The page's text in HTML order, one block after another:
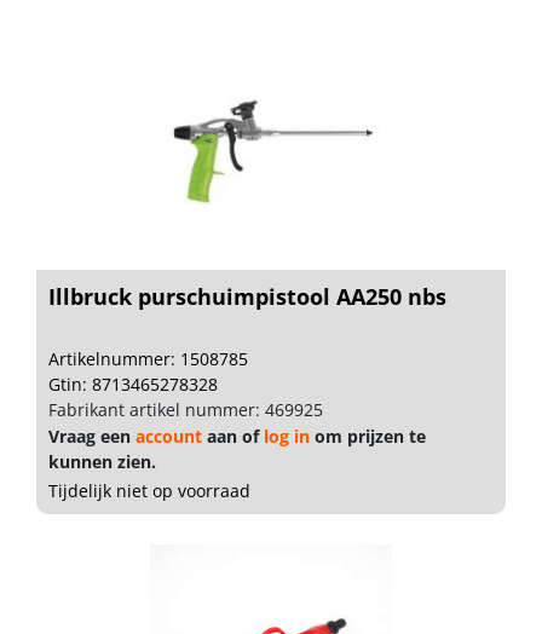
Illbruck purschuimpistool AA250 nbs
Artikelnummer: 1508785
Gtin: 8713465278328
Fabrikant artikel nummer: 469925
Vraag een account aan of log in om prijzen te
kunnen zien.
Tijdelijk niet op voorraad